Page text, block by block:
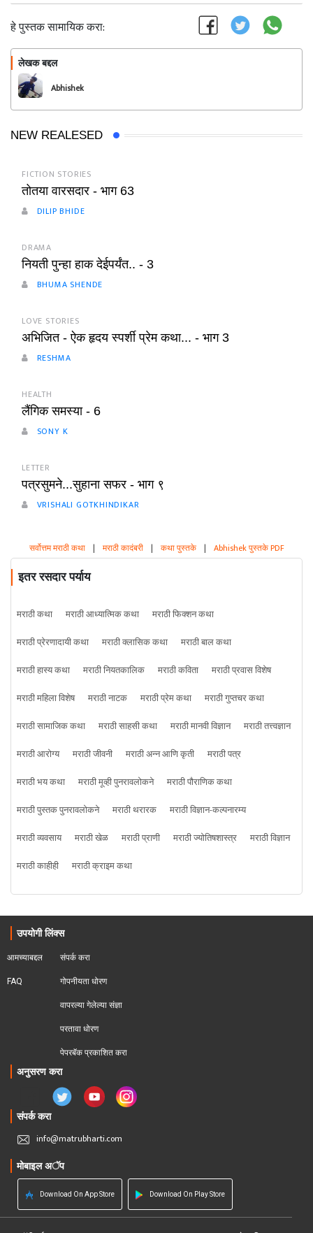
हे पुस्तक सामायिक करा:
लेखक बद्दल
Abhishek
NEW REALESED
FICTION STORIES
तोतया वारसदार - भाग 63
DILIP BHIDE
DRAMA
नियती पुन्हा हाक देईपर्यंत.. - 3
BHUMA SHENDE
LOVE STORIES
अभिजित - ऐक हृदय स्पर्शी प्रेम कथा... - भाग 3
RESHMA
HEALTH
लैंगिक समस्या - 6
SONY K
LETTER
पत्रसुमने...सुहाना सफर - भाग ९
VRISHALI GOTKHINDIKAR
सर्वोत्तम मराठी कथा | मराठी कादंबरी | कथा पुस्तके | Abhishek पुस्तके PDF
इतर रसदार पर्याय
मराठी कथा मराठी आध्यात्मिक कथा
मराठी फिक्शन कथा
मराठी प्रेरणादायी कथा
मराठी क्लासिक कथा
मराठी बाल कथा
मराठी हास्य कथा
मराठी नियतकालिक मराठी कविता
मराठी प्रवास विशेष
मराठी महिला विशेष
मराठी नाटक मराठी प्रेम कथा
मराठी गुप्तचर कथा
मराठी सामाजिक कथा
मराठी साहसी कथा मराठी मानवी विज्ञान
मराठी तत्त्वज्ञान
मराठी आरोग्य
मराठी जीवनी मराठी अन्न आणि कृती
मराठी पत्र
मराठी भय कथा
मराठी मूव्ही पुनरावलोकने
मराठी पौराणिक कथा
मराठी पुस्तक पुनरावलोकने
मराठी थरारक
मराठी विज्ञान-कल्पनारम्य
मराठी व्यवसाय
मराठी खेळ मराठी प्राणी मराठी ज्योतिषशास्त्र
मराठी विज्ञान
मराठी काहीही
मराठी क्राइम कथा
उपयोगी लिंक्स
आमच्याबद्दल
FAQ
संपर्क करा
गोपनीयता धोरण
वापरल्या गेलेल्या संज्ञा
परतावा धोरण
पेपरबॅक प्रकाशित करा
अनुसरण करा
संपर्क करा
info@matrubharti.com
मोबाइल अॅप
Download On App Store Download On Play Store